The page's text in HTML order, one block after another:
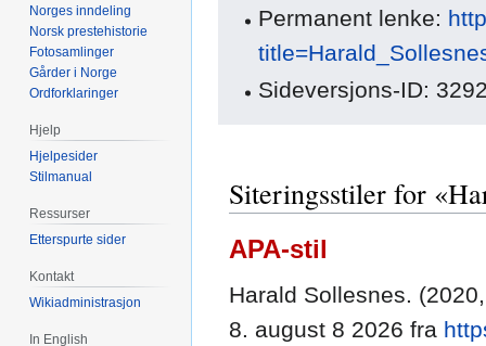
Permanent lenke:
Sideversjons-ID:
Siteringsstiler for
APA-stil
Harald Sollesnes.
8. august 8 2026 fra
Norges inndeling
Norsk prestehistorie
Fotosamlinger
Gårder i Norge
Ordforklaringer
Hjelp
Hjelpesider
Stilmanual
Ressurser
Etterspurte sider
Kontakt
Wikiadministrasjon
In English